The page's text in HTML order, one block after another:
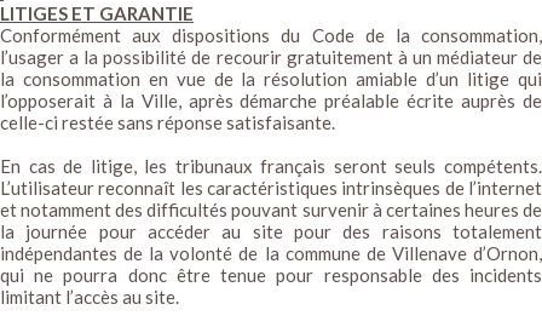
LITIGES ET GARANTIE
Conformément aux dispositions du Code de la consommation,
l’usager a la possibilité de recourir gratuitement à un médiateur de
la consommation en vue de la résolution amiable d’un litige qui
l’opposerait à la Ville, après démarche préalable écrite auprès de
celle-ci restée sans réponse satisfaisante.
En cas de litige, les tribunaux français seront seuls compétents.
L’utilisateur reconnaît les caractéristiques intrinsèques de l’internet
et notamment des difficultés pouvant survenir à certaines heures de
la journée pour accéder au site pour des raisons totalement
indépendantes de la volonté de la commune de Villenave d’Ornon,
qui ne pourra donc être tenue pour responsable des incidents
limitant l’accès au site.